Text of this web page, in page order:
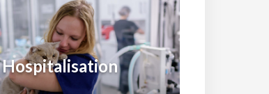
Hospitalisation